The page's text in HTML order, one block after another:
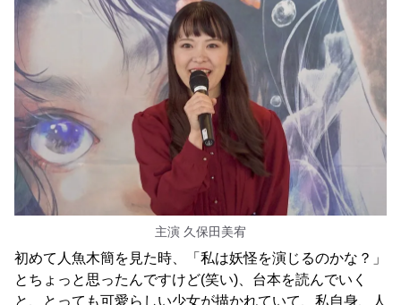
主演 久保田美宥
初めて人魚木簡を見た時、「私は妖怪を演じるのかな？」
とちょっと思ったんですけど(笑い)、台本を読んでいく
と、とっても可愛らしい少女が描かれていて、私自身、人